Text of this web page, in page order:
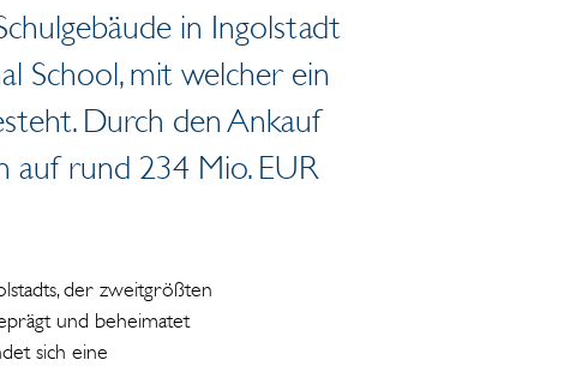
in Ingolstadt
School, mit welcher ein
Durch den Ankauf
auf rund 234 Mio. EUR
der zweitgrößten
und beheimatet
sich eine